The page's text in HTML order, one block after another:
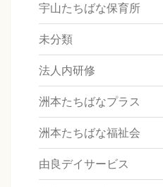
宇山たちばな保育所
未分類
法人内研修
洲本たちばなプラス
洲本たちばな福祉会
由良デイサービス